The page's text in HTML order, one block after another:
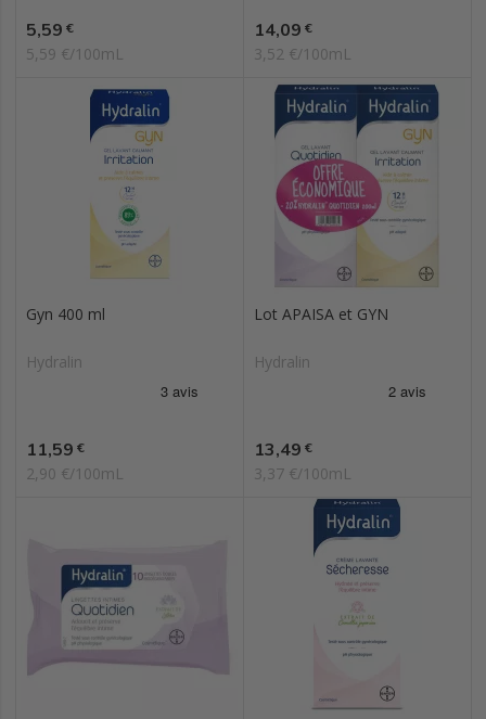
Prix
5,59 €
5,59 €/100mL
Prix
14,09 €
3,52 €/100mL
Gyn 400 ml
Hydralin
Prix
11,59 €
2,90 €/100mL
Lot APAISA et GYN
Hydralin
Prix
13,49 €
3,37 €/100mL